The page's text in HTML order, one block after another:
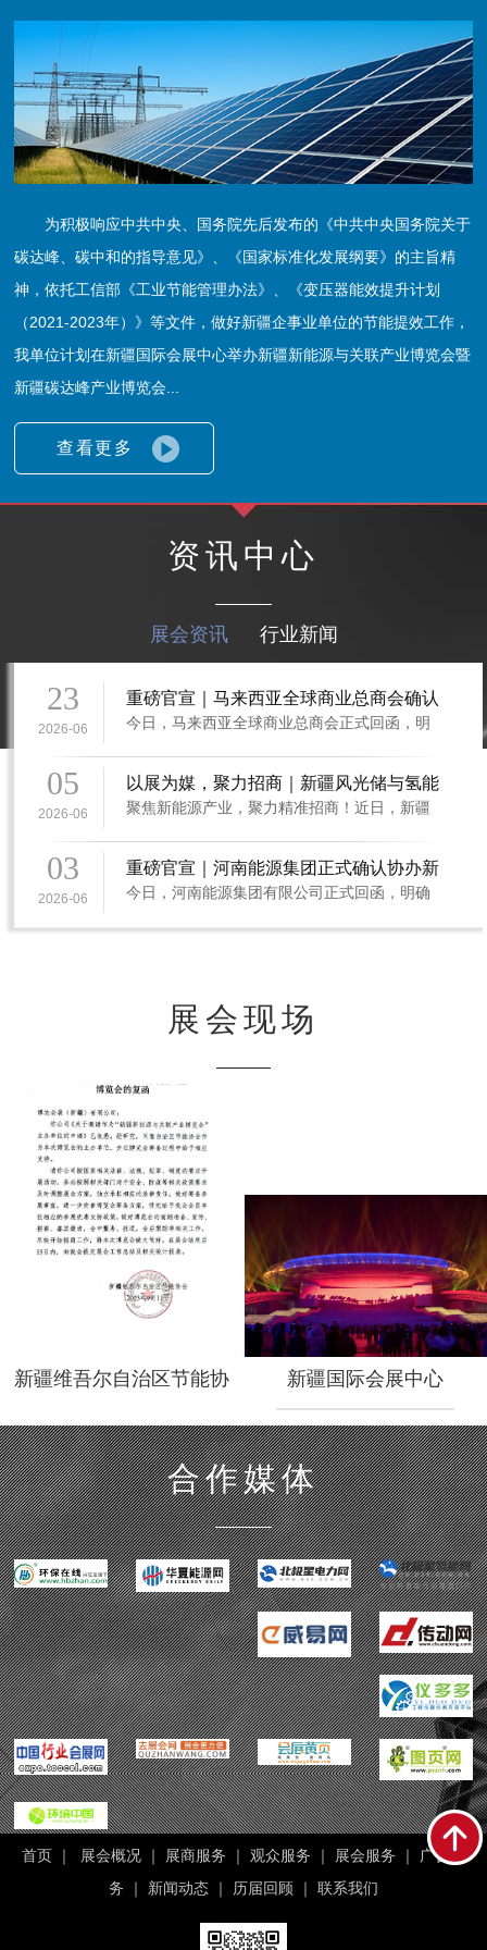
为积极响应中共中央、国务院先后发布的《中共中央国务院关于
碳达峰、碳中和的指导意见》、《国家标准化发展纲要》的主旨精
神，依托工信部《工业节能管理办法》、《变压器能效提升计划
（2021-2023年）》等文件，做好新疆企事业单位的节能提效工作，
我单位计划在新疆国际会展中心举办新疆新能源与关联产业博览会暨
新疆碳达峰产业博览会...
查看更多
资讯中心
展会资讯 行业新闻
23
2026-06
重磅官宣｜马来西亚全球商业总商会确认
作为新疆清洁能源与电力电网博览会支持
今日，马来西亚全球商业总商会正式回函，明
亚全球商业总商会作为中马经贸往来重要平
台，在跨境商务联络、外资引进、企业资源统
05
2026-06
以展为媒，聚力招商｜新疆风光储与氢能
产业博览会暨新疆清洁能源与电力电网博
作成果
聚焦新能源产业，聚力精准招商！近日，新疆
出新疆对接全国优质产业资源，集中推介新疆
新能源产业优势与展会平台价值，高效开展企
03
2026-06
重磅官宣｜河南能源集团正式确认协办新
疆清洁能源与电力电网博览会 (新疆能源
今日，河南能源集团有限公司正式回函，明确
单位，为展会高质量举办赋能助力。作为行业
源及成熟的技术经验。此次正式确认作为协
办，将充分发挥…
展会现场
新疆维吾尔自治区节能协
会回函
“ 新疆维吾尔族自治区节能协
会 ” 将作为新疆新能源与关
联产业博览会主办方！！！
新疆维吾尔自治区节能协
会回函 新疆国际会展中心
新疆国际会展中心
合作媒体
首页｜ 展会概况｜ 展商服务 ｜ 观众服务 ｜ 展会服务 ｜
广告服
务 ｜ 新闻动态｜ 历届回顾｜ 联系我们